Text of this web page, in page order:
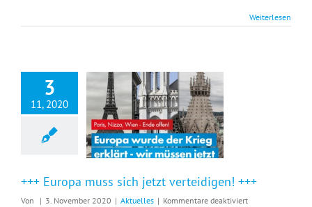
Weiterlesen
3
11, 2020
+++ Europa muss sich jetzt verteidigen! +++
Von | 3. November 2020 | Aktuelles | Kommentare deaktiviertfür